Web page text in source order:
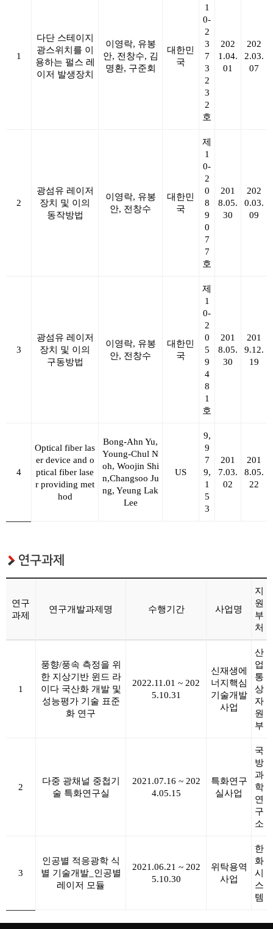
1
다단 스테이지
광스위치를 이
용하는 펄스 레
이저 발생장치
이영락, 유봉
안, 전창수, 김
명환, 구준회
대한민
국
1
0-
2
3
7
3
2
3
2
호
202
1.04.
01
202
2.03.
07
2
광섬유 레이저
장치 및 이의
동작방법
이영락, 유봉
안, 전창수
대한민
국
제
1
0-
2
0
8
9
0
7
7
호
201
8.05.
30
202
0.03.
09
3
광섬유 레이저
장치 및 이의
구동방법
이영락, 유봉
안, 전창수
대한민
국
제
1
0-
2
0
5
9
4
8
1
호
201
8.05.
30
201
9.12.
19
4
Optical fiber las
er device and o
ptical fiber lase
r providing met
hod
Bong-Ahn Yu,
Young-Chul N
oh, Woojin Shi
n,Changsoo Ju
ng, Yeung Lak
Lee
US
9,
9
7
9,
1
5
3
201
7.03.
02
201
8.05.
22
연구과제
연구
과제
연구개발과제명 수행기간 사업명
지
원
부
처
1
풍향/풍속 측정을 위
한 지상기반 윈드 라
이다 국산화 개발 및
성능평가 기술 표준
화 연구
2022.11.01 ~ 202
5.10.31
신재생에
너지핵심
기술개발
사업
산
업
통
상
자
원
부
2
다중 광채널 중첩기
술 특화연구실
2021.07.16 ~ 202
4.05.15
특화연구
실사업
국
방
과
학
연
구
소
3
인공별 적응광학 식
별 기술개발_인공별
레이저 모듈
2021.06.21 ~ 202
5.10.30
위탁용역
사업
한
화
시
스
템